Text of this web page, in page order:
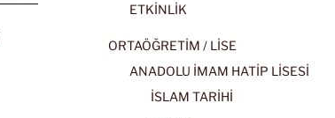
ETKİNLİK
ORTAÖĞRETİM / LİSE
ANADOLU İMAM HATİP LİSESİ
İSLAM TARİHİ